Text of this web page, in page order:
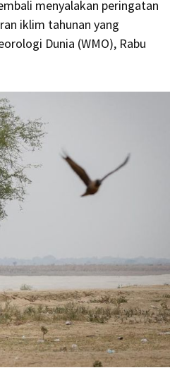
menyalakan peringatan
iklim tahunan yang
Dunia (WMO), Rabu